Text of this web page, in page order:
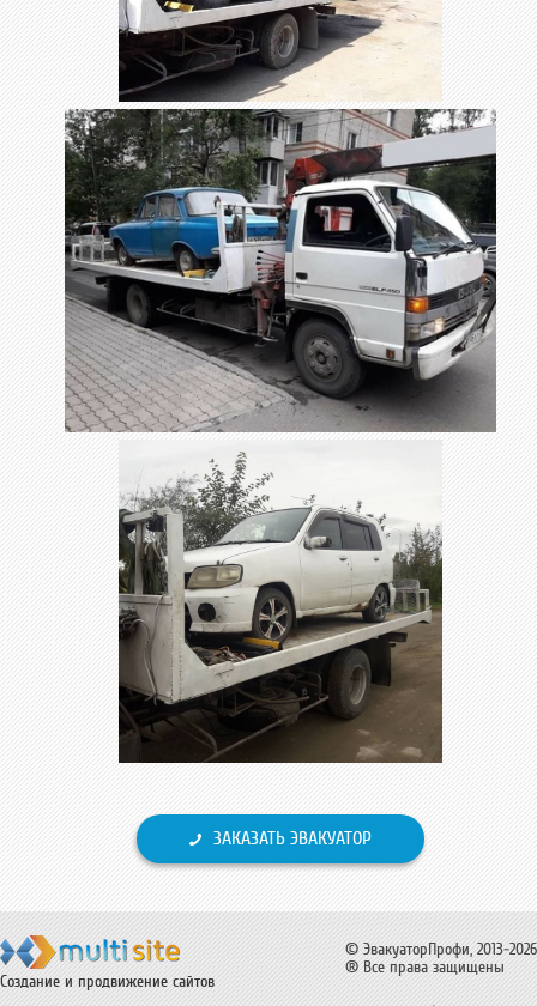
ЗАКАЗАТЬ ЭВАКУАТОР
Создание и продвижение сайтов
© ЭвакуаторПрофи, 2013-2026
® Все права защищены